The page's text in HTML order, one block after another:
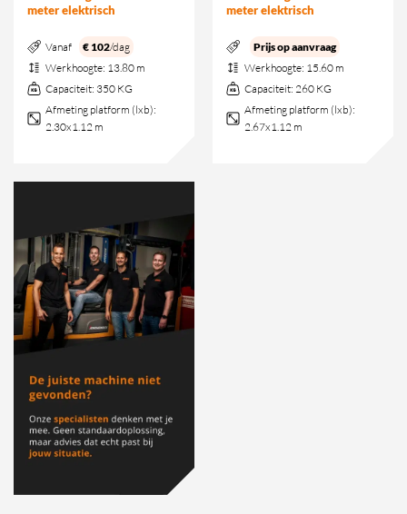
meter elektrisch
Vanaf € 102/dag
Werkhoogte: 13.80 m
Capaciteit: 350 KG
Afmeting platform (lxb):
2.30x1.12 m
meter elektrisch
Prijs op aanvraag
Werkhoogte: 15.60 m
Capaciteit: 260 KG
Afmeting platform (lxb):
2.67x1.12 m